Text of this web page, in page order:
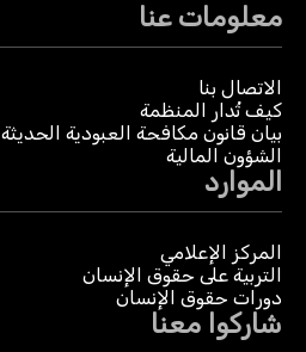
معلومات عنا
الاتصال بنا
كيف تُدار المنظمة
بيان قانون مكافحة العبودية الحديثة
الشؤون المالية
الموارد
المركز الإعلامي
التربية على حقوق الإنسان
دورات حقوق الإنسان
شاركوا معنا